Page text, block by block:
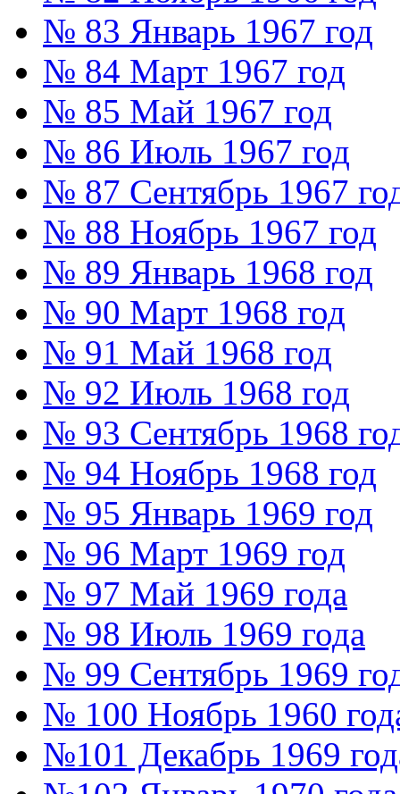
№ 83 Январь 1967 год
№ 84 Март 1967 год
№ 85 Май 1967 год
№ 86 Июль 1967 год
№ 87 Сентябрь 1967
№ 88 Ноябрь 1967 год
№ 89 Январь 1968 год
№ 90 Март 1968 год
№ 91 Май 1968 год
№ 92 Июль 1968 год
№ 93 Сентябрь 1968
№ 94 Ноябрь 1968 год
№ 95 Январь 1969 год
№ 96 Март 1969 год
№ 97 Май 1969 года
№ 98 Июль 1969 года
№ 99 Сентябрь 1969
№ 100 Ноябрь 1960
№101 Декабрь 1969